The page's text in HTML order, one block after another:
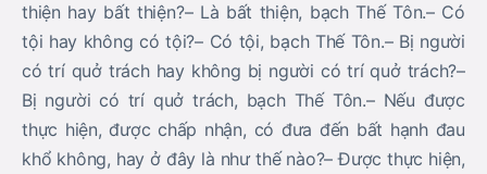
thiện hay bất thiện?– Là bất thiện, bạch Thế Tôn.– Có
tội hay không có tội?– Có tội, bạch Thế Tôn.– Bị người
có trí quở trách hay không bị người có trí quở trách?–
Bị người có trí quở trách, bạch Thế Tôn.– Nếu được
thực hiện, được chấp nhận, có đưa đến bất hạnh đau
khổ không, hay ở đây là như thế nào?– Được thực hiện,